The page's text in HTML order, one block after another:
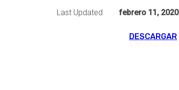
Last Updated
febrero 11, 2020
DESCARGAR